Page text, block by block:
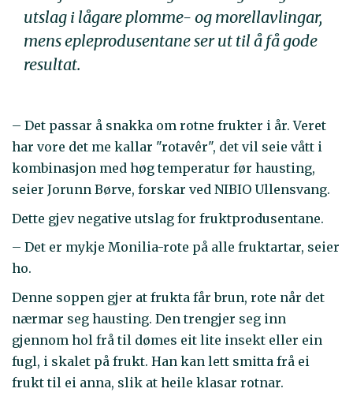
utslag i lågare plomme- og morellavlingar,
mens epleprodusentane ser ut til å få gode
resultat.
– Det passar å snakka om rotne frukter i år. Veret
har vore det me kallar "rotavêr", det vil seie vått i
kombinasjon med høg temperatur før hausting,
seier Jorunn Børve, forskar ved NIBIO Ullensvang.
Dette gjev negative utslag for fruktprodusentane.
– Det er mykje Monilia-rote på alle fruktartar, seier
ho.
Denne soppen gjer at frukta får brun, rote når det
nærmar seg hausting. Den trengjer seg inn
gjennom hol frå til dømes eit lite insekt eller ein
fugl, i skalet på frukt. Han kan lett smitta frå ei
frukt til ei anna, slik at heile klasar rotnar.